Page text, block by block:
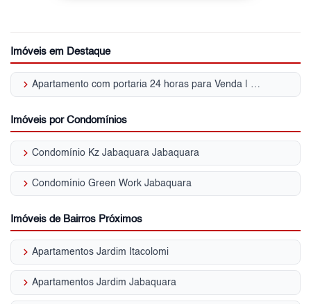
Imóveis em Destaque
keyboard_arrow_right Apartamento com portaria 24 horas para Venda | Jabaquara
Imóveis por Condomínios
keyboard_arrow_right Condomínio Kz Jabaquara Jabaquara
keyboard_arrow_right Condomínio Green Work Jabaquara
Imóveis de Bairros Próximos
keyboard_arrow_right Apartamentos Jardim Itacolomi
keyboard_arrow_right Apartamentos Jardim Jabaquara